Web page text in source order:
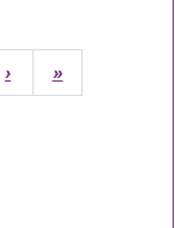
› »